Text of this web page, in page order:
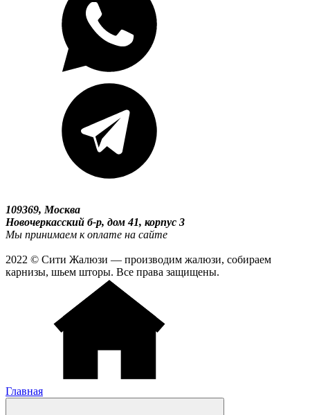
109369, Москва
Новочеркасский б-р, дом 41, корпус 3
Мы принимаем к оплате на сайте
2022 © Сити Жалюзи — производим жалюзи, собираем
карнизы, шьем шторы. Все права защищены.
Главная